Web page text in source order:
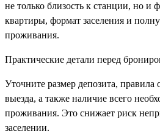
не только близость к станции, но и
квартиры, формат заселения и
проживания.
Практические детали перед
Уточните размер депозита, правила
выезда, а также наличие всего
проживания. Это снижает риск
заселении.